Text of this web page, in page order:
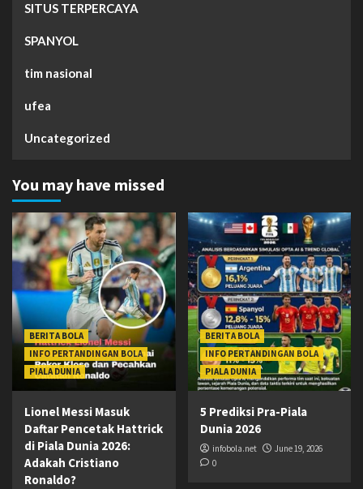
SITUS TERPERCAYA
SPANYOL
tim nasional
ufea
Uncategorized
You may have missed
BERITA BOLA
INFO PERTANDINGAN BOLA
PIALA DUNIA
Lionel Messi Masuk
Daftar Pencetak Hattrick
di Piala Dunia 2026:
Adakah Cristiano
Ronaldo?
BERITA BOLA
INFO PERTANDINGAN BOLA
PIALA DUNIA
5 Prediksi Pra-Piala
Dunia 2026
infobola.net
June 19, 2026
0